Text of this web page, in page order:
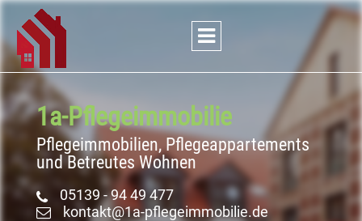
1a-Pflege­immobilie
Pflegeimmobilien, Pflegeappartements
und Betreutes Wohnen
05139 - 94 49 477
kontakt@1a-pflegeimmobilie.de